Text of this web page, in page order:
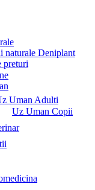
naturale Deniplant
preturi
Uman Adulti
Uz Uman Copii